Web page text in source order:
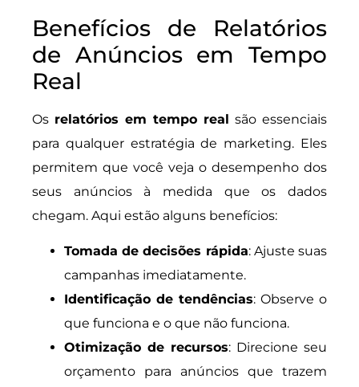
Benefícios de Relatórios
de Anúncios em Tempo
Real
Os relatórios em tempo real são essenciais
para qualquer estratégia de marketing. Eles
permitem que você veja o desempenho dos
seus anúncios à medida que os dados
chegam. Aqui estão alguns benefícios:
Tomada de decisões rápida: Ajuste suas
campanhas imediatamente.
Identificação de tendências: Observe o
que funciona e o que não funciona.
Otimização de recursos: Direcione seu
orçamento para anúncios que trazem